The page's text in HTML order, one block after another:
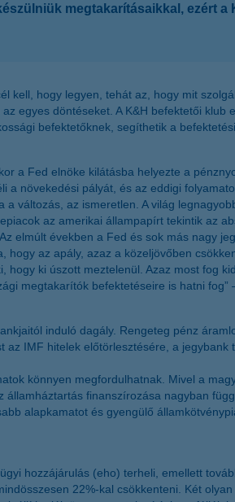
megtakarításaikkal, ezért
kell, hogy legyen, tehát az, hogy mit
egyes döntéseket. A K&H befektetői
befektetőknek, segíthetik a
a Fed elnöke kilátásba helyezte a
növekedési pályát, és az eddigi
változás, az ismeretlen. A világ
az amerikai állampapírt tekintik az
elmúlt években a Fed és sok más nagy
az apály, azaz a közeljövőben
ki úszott meztelenül. Azaz most fog
megtakarítók befektetéseire is hatni fog”
induló dagály. Rengeteg pénz
IMF hitelek előtörlesztésére, a
könnyen megfordulhatnak. Mivel a
finanszírozása nagyban
alapkamatot és gyengülő
hozzájárulás (eho) terheli, emellett
22%-kal csökkenteni. Két